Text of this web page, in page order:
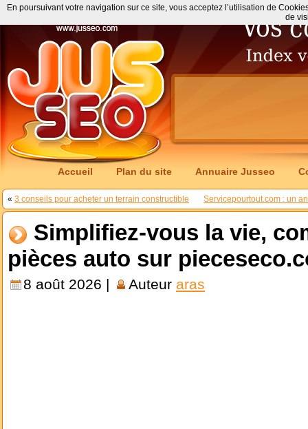
Accueil Plan du site Annuaire Jusseo
« 3 conseils pour acheter un terrain constructible Servicepourtout.com : un
Simplifiez-vous la vie,
pièces auto sur
8 août 2026 | Auteur aras
En poursuivant votre navigation sur ce site, vous acceptez l’utilisation de
de